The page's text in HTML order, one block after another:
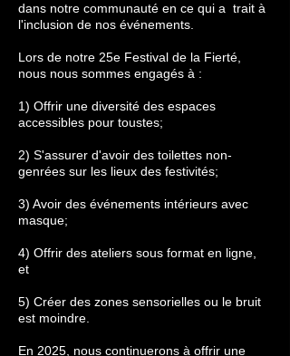
dans notre communauté en ce qui a trait à
l'inclusion de nos événements.
Lors de notre 25e Festival de la Fierté,
nous nous sommes engagés à :
1) Offrir une diversité des espaces
accessibles pour toustes;
2) S'assurer d'avoir des toilettes non-
genrées sur les lieux des festivités;
3) Avoir des événements intérieurs avec
masque;
4) Offrir des ateliers sous format en ligne,
et
5) Créer des zones sensorielles ou le bruit
est moindre.
En 2025, nous continuerons à offrir une